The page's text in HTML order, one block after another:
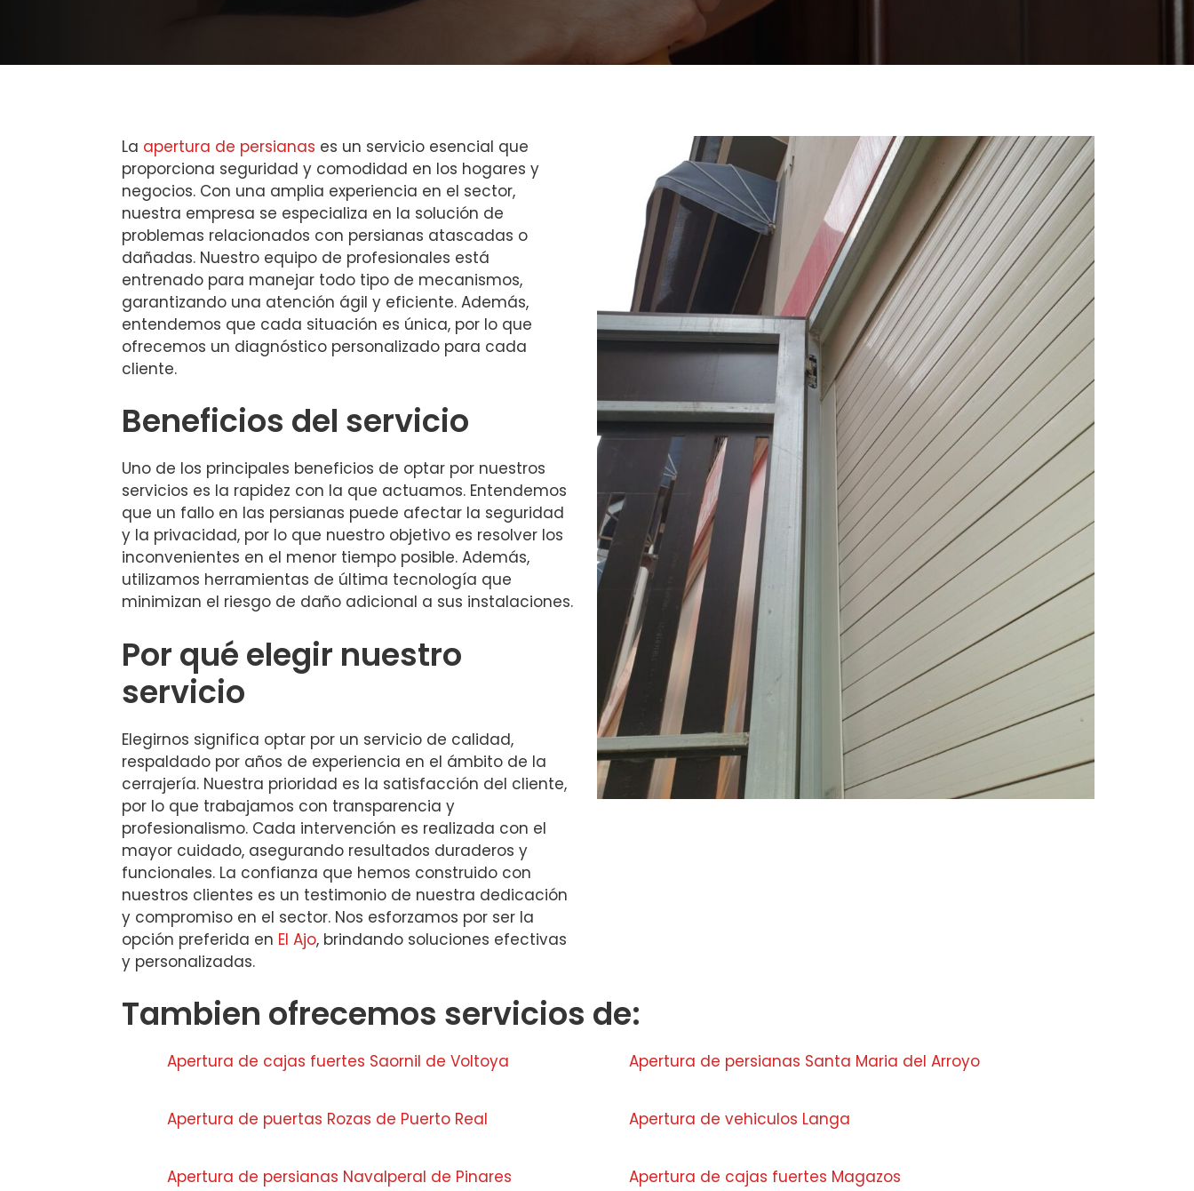
La apertura de persianas es un servicio esencial que
proporciona seguridad y comodidad en los hogares y
negocios. Con una amplia experiencia en el sector,
nuestra empresa se especializa en la solución de
problemas relacionados con persianas atascadas o
dañadas. Nuestro equipo de profesionales está
entrenado para manejar todo tipo de mecanismos,
garantizando una atención ágil y eficiente. Además,
entendemos que cada situación es única, por lo que
ofrecemos un diagnóstico personalizado para cada
cliente.
Beneficios del servicio
Uno de los principales beneficios de optar por nuestros
servicios es la rapidez con la que actuamos. Entendemos
que un fallo en las persianas puede afectar la seguridad
y la privacidad, por lo que nuestro objetivo es resolver los
inconvenientes en el menor tiempo posible. Además,
utilizamos herramientas de última tecnología que
minimizan el riesgo de daño adicional a sus instalaciones.
Por qué elegir nuestro
servicio
Elegirnos significa optar por un servicio de calidad,
respaldado por años de experiencia en el ámbito de la
cerrajería. Nuestra prioridad es la satisfacción del cliente,
por lo que trabajamos con transparencia y
profesionalismo. Cada intervención es realizada con el
mayor cuidado, asegurando resultados duraderos y
funcionales. La confianza que hemos construido con
nuestros clientes es un testimonio de nuestra dedicación
y compromiso en el sector. Nos esforzamos por ser la
opción preferida en El Ajo, brindando soluciones efectivas
y personalizadas.
Tambien ofrecemos servicios de:
Apertura de cajas fuertes Saornil de Voltoya Apertura de persianas Santa Maria del Arroyo
Apertura de puertas Rozas de Puerto Real Apertura de vehiculos Langa
Apertura de persianas Navalperal de Pinares Apertura de cajas fuertes Magazos